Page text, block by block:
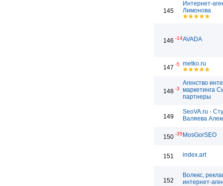
145
Интернет-
Лимонова
146 -14AVADA
147 -5 metko.ru
148 -3
Агенство
маркетинга
партнеры
149
SeoVA.ru -
Валяева
150 -35MosGorSEO
151 index.art
152
Волекс,
интернет-